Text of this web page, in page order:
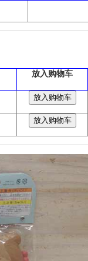
放入购物车